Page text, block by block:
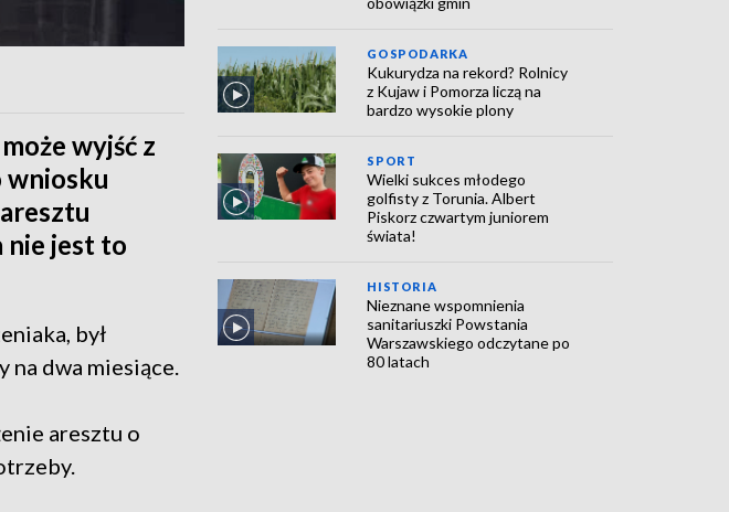
wyjść z
wniosku
nie jest to
był
dwa miesiące.
aresztu o
GOSPODARKA
Kukurydza na rekord? Rolnicy
z Kujaw i Pomorza liczą na
bardzo wysokie plony
SPORT
Wielki sukces młodego
golfisty z Torunia. Albert
Piskorz czwartym juniorem
świata!
HISTORIA
Nieznane wspomnienia
sanitariuszki Powstania
Warszawskiego odczytane po
80 latach